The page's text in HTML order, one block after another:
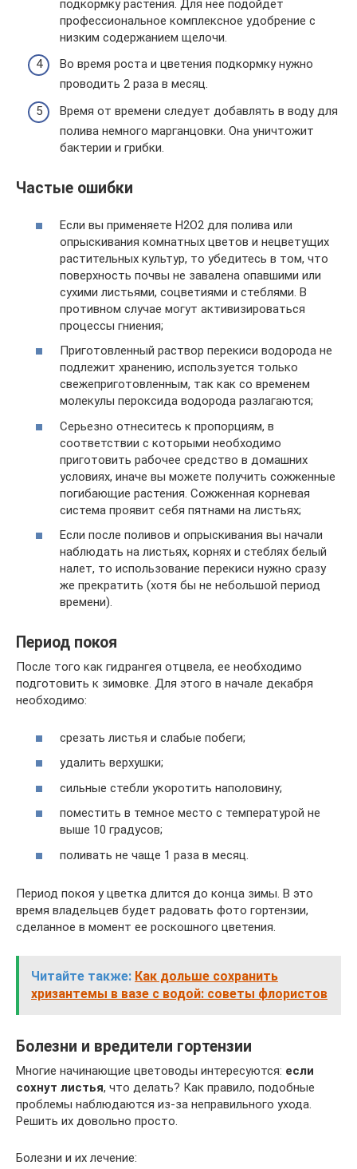
подкормку растения. Для нее подойдет
профессиональное комплексное удобрение с
низким содержанием щелочи.
Во время роста и цветения подкормку нужно
проводить 2 раза в месяц.
Время от времени следует добавлять в воду для
полива немного марганцовки. Она уничтожит
бактерии и грибки.
Частые ошибки
Если вы применяете H2O2 для полива или
опрыскивания комнатных цветов и нецветущих
растительных культур, то убедитесь в том, что
поверхность почвы не завалена опавшими или
сухими листьями, соцветиями и стеблями. В
противном случае могут активизироваться
процессы гниения;
Приготовленный раствор перекиси водорода не
подлежит хранению, используется только
свежеприготовленным, так как со временем
молекулы пероксида водорода разлагаются;
Серьезно отнеситесь к пропорциям, в
соответствии с которыми необходимо
приготовить рабочее средство в домашних
условиях, иначе вы можете получить сожженные
погибающие растения. Сожженная корневая
система проявит себя пятнами на листьях;
Если после поливов и опрыскивания вы начали
наблюдать на листьях, корнях и стеблях белый
налет, то использование перекиси нужно сразу
же прекратить (хотя бы не небольшой период
времени).
Период покоя
После того как гидрангея отцвела, ее необходимо
подготовить к зимовке. Для этого в начале декабря
необходимо:
срезать листья и слабые побеги;
удалить верхушки;
сильные стебли укоротить наполовину;
поместить в темное место с температурой не
выше 10 градусов;
поливать не чаще 1 раза в месяц.
Период покоя у цветка длится до конца зимы. В это
время владельцев будет радовать фото гортензии,
сделанное в момент ее роскошного цветения.
Читайте также: Как дольше сохранить
хризантемы в вазе с водой: советы флористов
Болезни и вредители гортензии
Многие начинающие цветоводы интересуются: если
сохнут листья, что делать? Как правило, подобные
проблемы наблюдаются из-за неправильного ухода.
Решить их довольно просто.
Болезни и их лечение: